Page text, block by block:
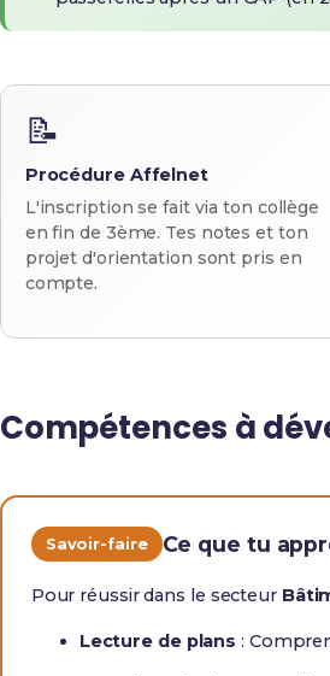
📝
Procédure Affelnet
L'inscription se fait via ton collège
en fin de 3ème. Tes notes et ton
projet d'orientation sont pris en
compte.
Compétences à
Savoir-faire Ce que tu
Pour réussir dans le secteur
Lecture de plans :